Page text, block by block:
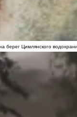
Цимлянского